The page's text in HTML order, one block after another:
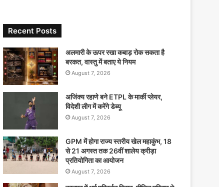
Recent Posts
अलमारी के ऊपर रखा कबाड़ रोक सकता है
बरकत, वास्तु में बताए ये नियम
August 7, 2026
अजिंक्य रहाणे बने ETPL के मार्की प्लेयर,
विदेशी लीग में करेंगे डेब्यू
August 7, 2026
GPM में होगा राज्य स्तरीय खेल महाकुंभ, 18
से 21 अगस्त तक 26वीं शालेय क्रीड़ा
प्रतियोगिता का आयोजन
August 7, 2026